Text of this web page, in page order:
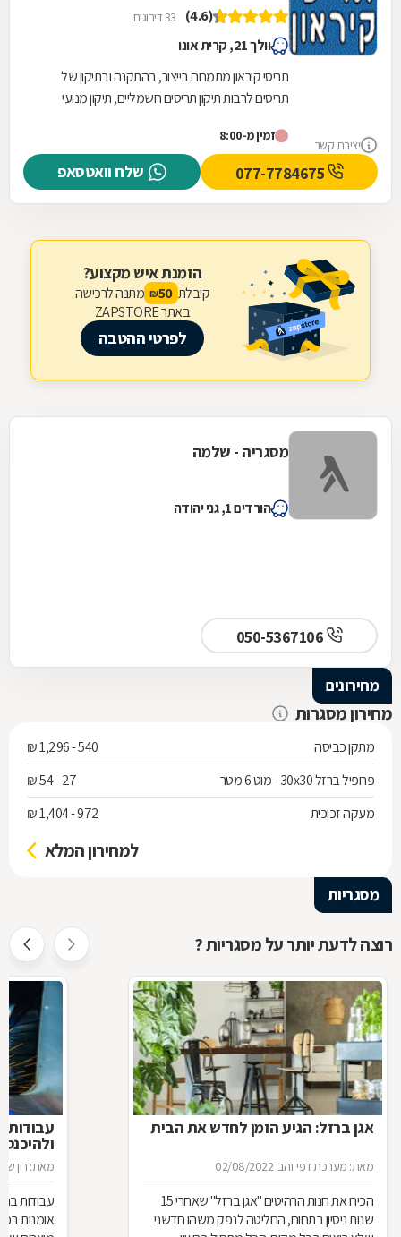
יצירת קשר
(4.6) 33 דירוגים
וולך 21, קרית אונו
תריסי קיראון מתמחה בייצור, בהתקנה ובתיקון של
תריסים לרבות תיקון תריסים חשמליים, תיקון מנועי
זמין מ-8:00
שלח וואטסאפ
הזמנת איש מקצוע?
קיבלת 50
₪ מתנה לרכישה
באתר ZAPSTORE
לפרטי ההטבה
מסגריה - שלמה
הורדים 1, גני יהודה
מחירונים
מחירון מסגרות
מתקן כביסה
540 - 1,296 ₪
פרופיל ברזל 30x30 - מוט 6 מטר
27 - 54 ₪
מעקה זכוכית
972 - 1,404 ₪
למחירון המלא
מסגריות
רוצה לדעת יותר על מסגריות ?
אגן ברזל: הגיע הזמן לחדש את הבית
מאת: מערכת דפי זהב 02/08/2022
הכירו את חנות הרהיטים ''אגן ברזל'' שאחרי 15
שנות ניסיון בתחום, החליטה לנפק משהו חדשני
עבודות
מאת: רון
עבודות
אומנות